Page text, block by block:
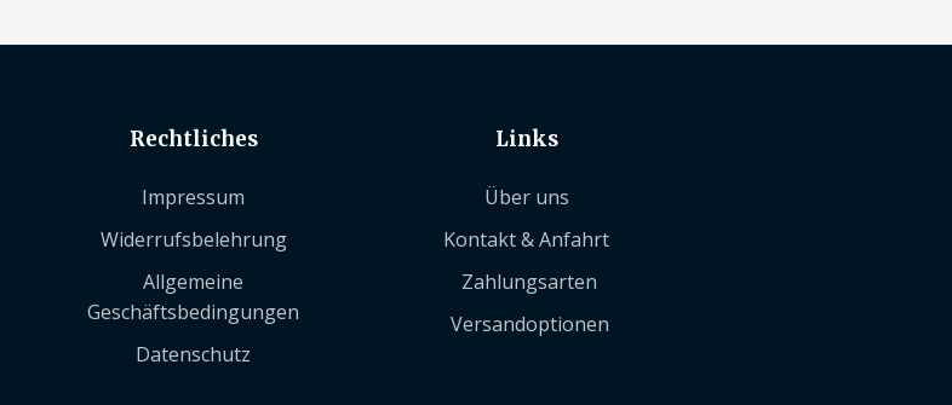
Rechtliches
Impressum
Widerrufsbelehrung
Allgemeine
Geschäftsbedingungen
Datenschutz
Links
Über uns
Kontakt & Anfahrt
Zahlungsarten
Versandoptionen